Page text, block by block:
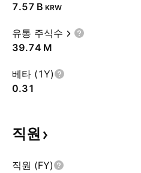
‪7.57 B‬ KRW
유통 주식수
‪39.74 M‬
베타 (1Y)
0.31
직원
직원 (FY)